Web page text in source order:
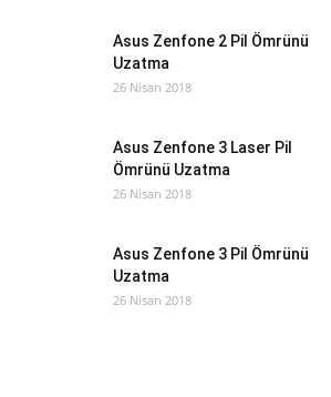
Asus Zenfone 2 Pil Ömrünü
Uzatma
26 Nisan 2018
Asus Zenfone 3 Laser Pil
Ömrünü Uzatma
26 Nisan 2018
Asus Zenfone 3 Pil Ömrünü
Uzatma
26 Nisan 2018